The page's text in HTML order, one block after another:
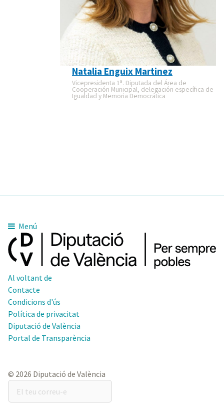
Natalia Enguix Martinez
Vicepresidenta 1ª. Diputada del Área de
Cooperación Municipal, delegación específica de
Igualdad y Memoria Democrática
Menú
Al voltant de
Contacte
Condicions d'ús
Política de privacitat
Diputació de València
Portal de Transparència
© 2026 Diputació de València
teu